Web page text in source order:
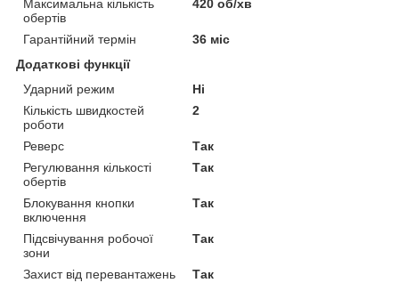
Максимальна кількість
обертів
420 об/хв
Гарантійний термін
36 міс
Додаткові функції
Ударний режим
Ні
Кількість швидкостей
роботи
2
Реверс
Так
Регулювання кількості
обертів
Так
Блокування кнопки
включення
Так
Підсвічування робочої
зони
Так
Захист від перевантажень
Так